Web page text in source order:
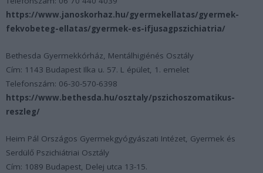
https://www.janoskorhaz.hu/gyermekellatas/gyermek-
fekvobeteg-ellatas/gyermek-es-ifjusagpszichiatria/
Bethesda Gyermekkórház, Mentálhigiénés Osztály
Cím: 1143 Budapest Ilka u. 57. L épület, 1. emelet
Telefonszám: 06-30-570-6398
https://www.bethesda.hu/osztaly/pszichoszomatikus-
reszleg/
Heim Pál Országos Gyermekgyógyászati Intézet, Gyermek és
Serdülő Pszichiátriai Osztály
Cím: 1089 Budapest, Delej utca 13-15.